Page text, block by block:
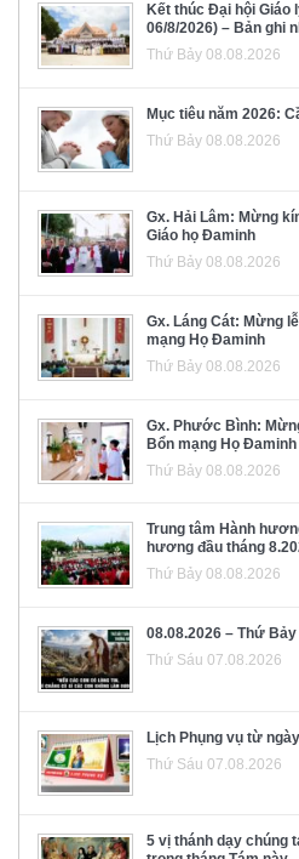
Kết thúc Đại hội Giáo
06/8/2026) – Bản ghi
Thứ Bảy 08.08.2026
Mục tiêu năm 2026:
Thứ Bảy 08.08.2026
Gx. Hải Lâm: Mừng
Giáo họ Đaminh
Thứ Bảy 08.08.2026
Gx. Láng Cát: Mừng
mạng Họ Đaminh
Thứ Bảy 08.08.2026
Gx. Phước Bình:
Bổn mạng Họ Đaminh
Thứ Bảy 08.08.2026
Trung tâm Hành
hương đầu tháng
Thứ Bảy 08.08.2026
08.08.2026 – Thứ
Thứ Sáu 07.08.2026
Lịch Phụng vụ từ
Thứ Sáu 07.08.2026
5 vị thánh dạy chúng